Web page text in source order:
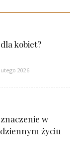
kobiet?
2026
w
życiu